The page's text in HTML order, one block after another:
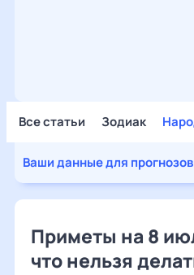
Все статьи Зодиак
Ваши данные для прогнозов
Приметы на 8
что нельзя